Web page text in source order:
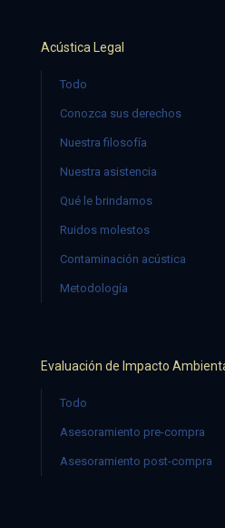
Acústica Legal
Todo
Conozca sus derechos
Nuestra filosofía
Nuestra asistencia
Qué le brindamos
Ruidos molestos
Contaminación acústica
Metodología
Evaluación de Impacto
Todo
Asesoramiento pre-compra
Asesoramiento post-compra